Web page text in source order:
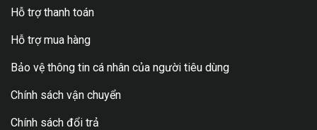
Hỗ trợ thanh toán
Hỗ trợ mua hàng
Bảo vệ thông tin cá nhân của người tiêu dùng
Chính sách vận chuyển
Chính sách đổi trả